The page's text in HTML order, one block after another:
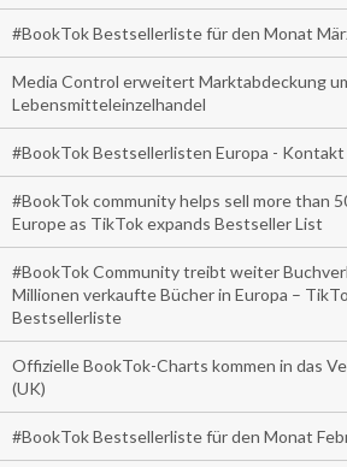
#BookTok Bestsellerliste für den Monat
Media Control erweitert Marktabdeckung
Lebensmitteleinzelhandel
#BookTok Bestsellerlisten Europa - Kontakt
#BookTok community helps sell more than
Europe as TikTok expands Bestseller List
#BookTok Community treibt weiter
Millionen verkaufte Bücher in Europa –
Bestsellerliste
Offizielle BookTok-Charts kommen in das
(UK)
#BookTok Bestsellerliste für den Monat